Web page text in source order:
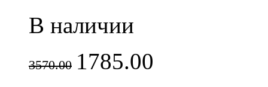
В наличии
3570.00 1785.00